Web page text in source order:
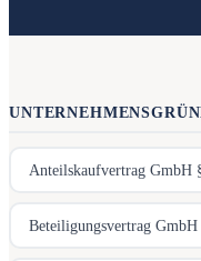
Anteilskaufvertrag GmbH
Beteiligungsvertrag